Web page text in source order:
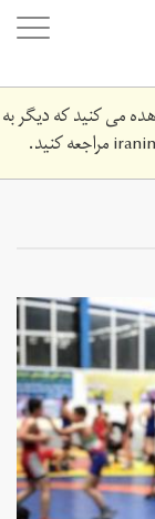
می کنید که دیگر به
مراجعه کنید.